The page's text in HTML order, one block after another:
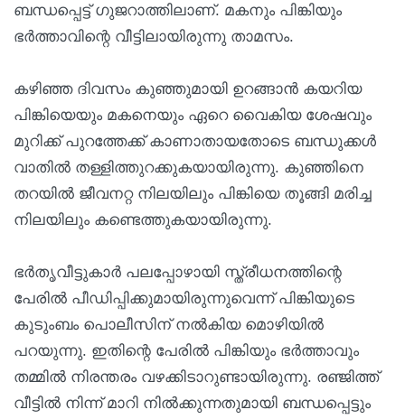
ബന്ധപ്പെട്ട് ഗുജറാത്തിലാണ്. മകനും പിങ്കിയും
ഭർത്താവിന്റെ വീട്ടിലായിരുന്നു താമസം.
കഴിഞ്ഞ ദിവസം കുഞ്ഞുമായി ഉറങ്ങാൻ കയറിയ
പിങ്കിയെയും മകനെയും ഏറെ വൈകിയ ശേഷവും
മുറിക്ക് പുറത്തേക്ക് കാണാതായതോടെ ബന്ധുക്കൾ
വാതിൽ തള്ളിത്തുറക്കുകയായിരുന്നു. കുഞ്ഞിനെ
തറയിൽ ജീവനറ്റ നിലയിലും പിങ്കിയെ തൂങ്ങി മരിച്ച
നിലയിലും കണ്ടെത്തുകയായിരുന്നു.
ഭർതൃവീട്ടുകാർ പലപ്പോഴായി സ്ത്രീധനത്തിന്റെ
പേരിൽ പീഡിപ്പിക്കുമായിരുന്നുവെന്ന് പിങ്കിയുടെ
കുടുംബം പൊലീസിന് നൽകിയ മൊഴിയിൽ
പറയുന്നു. ഇതിന്റെ പേരിൽ പിങ്കിയും ഭർത്താവും
തമ്മിൽ നിരന്തരം വഴക്കിടാറുണ്ടായിരുന്നു. രഞ്ജിത്ത്
വീട്ടിൽ നിന്ന് മാറി നിൽക്കുന്നതുമായി ബന്ധപ്പെട്ടും